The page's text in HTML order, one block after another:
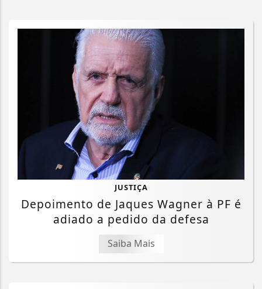
JUSTIÇA
Depoimento de Jaques Wagner à PF é
adiado a pedido da defesa
Saiba Mais